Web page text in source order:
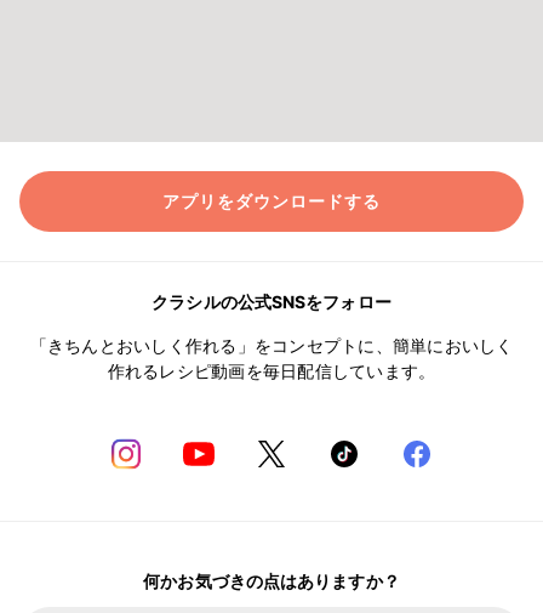
アプリをダウンロードする
クラシルの公式SNSをフォロー
「きちんとおいしく作れる」をコンセプトに、簡単においしく
作れるレシピ動画を毎日配信しています。
何かお気づきの点はありますか？